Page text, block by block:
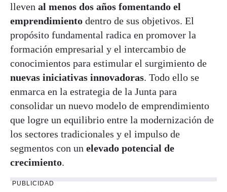
lleven al menos dos años fomentando el
emprendimiento dentro de sus objetivos. El
propósito fundamental radica en promover la
formación empresarial y el intercambio de
conocimientos para estimular el surgimiento de
nuevas iniciativas innovadoras. Todo ello se
enmarca en la estrategia de la Junta para
consolidar un nuevo modelo de emprendimiento
que logre un equilibrio entre la modernización de
los sectores tradicionales y el impulso de
segmentos con un elevado potencial de
crecimiento.
PUBLICIDAD